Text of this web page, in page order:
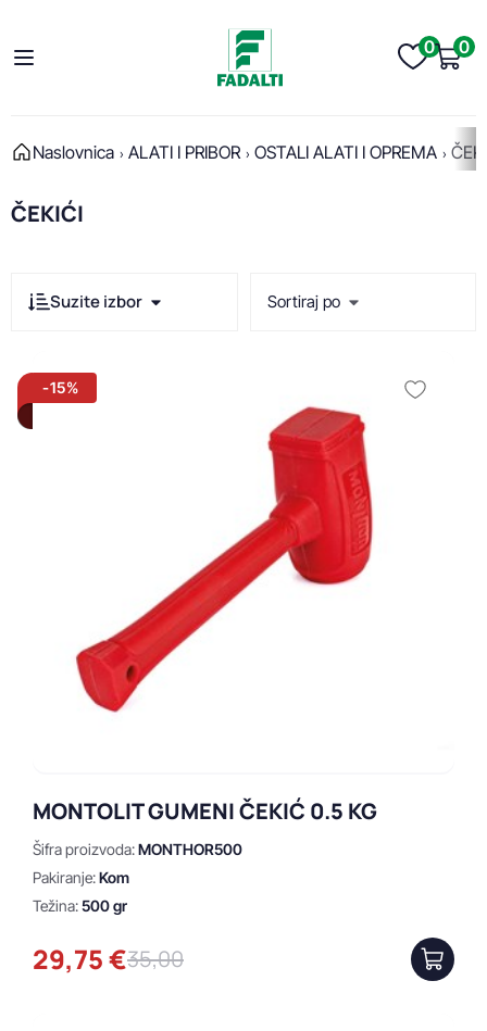
0 0
Naslovnica ALATI I PRIBOR OSTALI ALATI I OPREMA
ČEKIĆI
Suzite izbor
Sve
Prikaži Obriši
Težina
Sortiraj po
-15%
MONTOLIT GUMENI ČEKIĆ 0.5 KG
Šifra proizvoda:MONTHOR500
Pakiranje:Kom
Težina:500 gr
29,75 €35,00